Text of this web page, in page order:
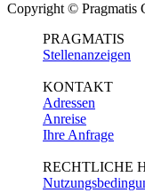
Copyright © Pragmatis
PRAGMATIS
Stellenanzeigen
KONTAKT
Adressen
Anreise
Ihre Anfrage
RECHTLICHE